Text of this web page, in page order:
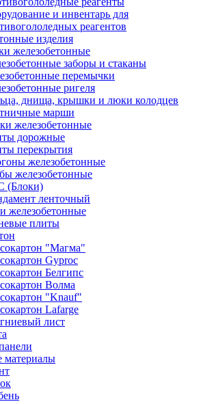
и инвентарь для
реагентов
изделия
железобетонные
заборы и стаканы
перемычки
ригеля
днища, крышки и люки колодцев
марши
железобетонные
дорожные
перекрытия
железобетонные
железобетонные
(Блоки)
ленточный
железобетонные
плиты
"Магма"
Gyproc
Белгипс
Волма
"Knauf"
Lafarge
лист
материалы